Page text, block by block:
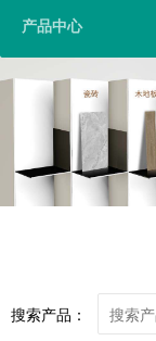
产品中心
搜索产品：